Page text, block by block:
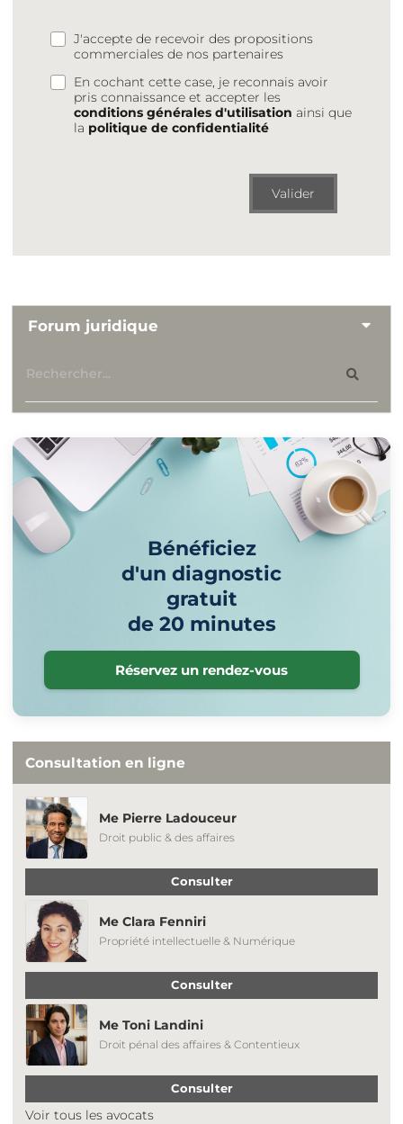
J'accepte de recevoir des propositions
commerciales de nos partenaires
En cochant cette case, je reconnais avoir
pris connaissance et accepter les
conditions générales d'utilisation ainsi que
la politique de confidentialité
Valider
Forum juridique
Bénéficiez
d'un diagnostic
gratuit
de 20 minutes
Réservez un rendez-vous
Consultation en ligne
Me Pierre Ladouceur
Droit public & des affaires
Consulter
Me Clara Fenniri
Propriété intellectuelle & Numérique
Consulter
Me Toni Landini
Droit pénal des affaires & Contentieux
Consulter
Voir tous les avocats